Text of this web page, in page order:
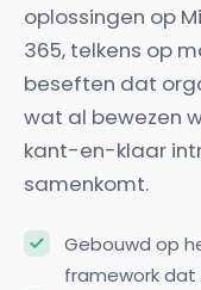
oplossingen op
365, telkens op
beseften dat
wat al bewezen
kant-en-klaar
samenkomt.
Gebouwd op
framework dat